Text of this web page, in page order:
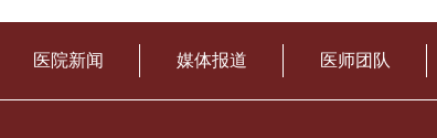
医院新闻 媒体报道 医师团队